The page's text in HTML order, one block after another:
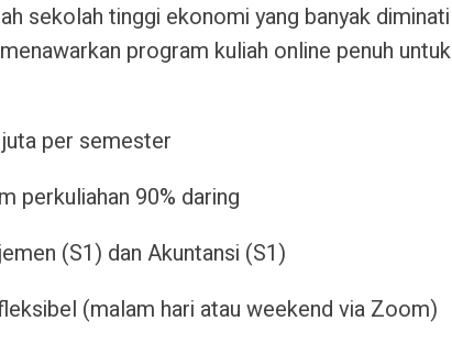
sekolah tinggi ekonomi yang banyak diminati
program kuliah online penuh untuk
per semester
perkuliahan 90% daring
(S1) dan Akuntansi (S1)
(malam hari atau weekend via Zoom)